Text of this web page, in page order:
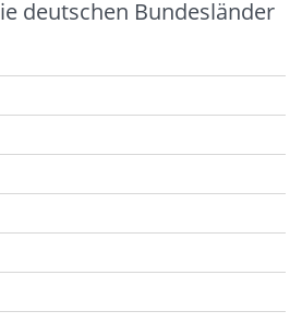
deutschen Bundesländer